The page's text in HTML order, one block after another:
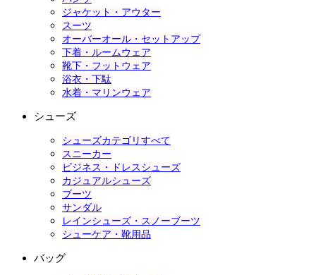
ジャケット・アウター
スーツ
オーバーオール・セットアップ
下着・ルームウェア
靴下・フットウェア
浴衣・下駄
水着・マリンウェア
シューズ
シューズカテゴリすべて
スニーカー
ビジネス・ドレスシューズ
カジュアルシューズ
ブーツ
サンダル
レインシューズ・スノーブーツ
シューケア・靴用品
バッグ